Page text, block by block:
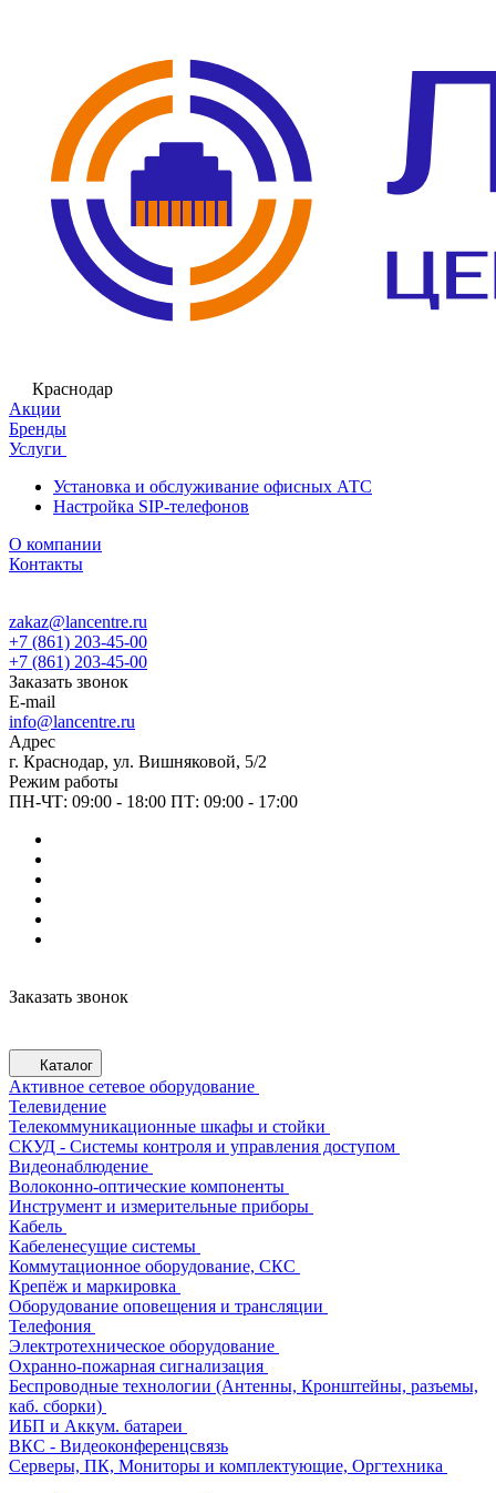
Краснодар
Акции
Бренды
Услуги
Установка и обслуживание офисных АТС
Настройка SIP-телефонов
О компании
Контакты
zakaz@lancentre.ru
+7 (861) 203-45-00
+7 (861) 203-45-00
Заказать звонок
E-mail
info@lancentre.ru
Адрес
г. Краснодар, ул. Вишняковой, 5/2
Режим работы
ПН-ЧТ: 09:00 - 18:00 ПТ: 09:00 - 17:00
Заказать звонок
Каталог
Активное сетевое оборудование
Телевидение
Телекоммуникационные шкафы и стойки
СКУД - Системы контроля и управления доступом
Видеонаблюдение
Волоконно-оптические компоненты
Инструмент и измерительные приборы
Кабель
Кабеленесущие системы
Коммутационное оборудование, СКС
Крепёж и маркировка
Оборудование оповещения и трансляции
Телефония
Электротехническое оборудование
Охранно-пожарная сигнализация
Беспроводные технологии (Антенны, Кронштейны, разъемы,
каб. сборки)
ИБП и Аккум. батареи
ВКС - Видеоконференцсвязь
Серверы, ПК, Мониторы и комплектующие, Оргтехника